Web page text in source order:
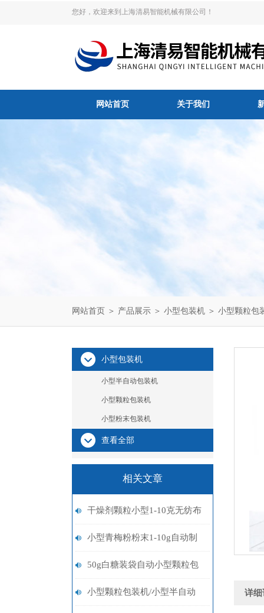
您好，欢迎来到上海清易智能机械有限公司！
网站首页 关于我们
网站首页 ＞ 产品展示 ＞ 小型包装机 ＞ 小型颗粒包
小型包装机
小型半自动包装机
小型颗粒包装机
小型粉末包装机
查看全部
相关文章
干燥剂颗粒小型1-10克无纺布
制袋智能自动包装机报价
小型青梅粉粉末1-10g自动制
袋称重包装机多少钱
50g白糖装袋自动小型颗粒包
装机多少钱
小型颗粒包装机/小型半自动 详细